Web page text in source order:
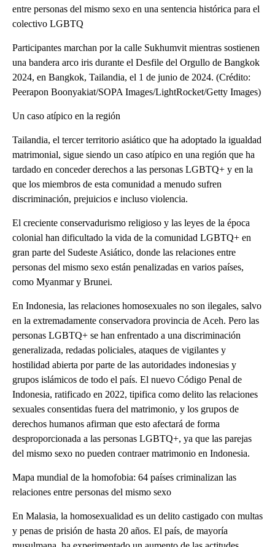
entre personas del mismo sexo en una sentencia histórica para el
colectivo LGBTQ
Participantes marchan por la calle Sukhumvit mientras sostienen
una bandera arco iris durante el Desfile del Orgullo de Bangkok
2024, en Bangkok, Tailandia, el 1 de junio de 2024. (Crédito:
Peerapon Boonyakiat/SOPA Images/LightRocket/Getty Images)
Un caso atípico en la región
Tailandia, el tercer territorio asiático que ha adoptado la igualdad
matrimonial, sigue siendo un caso atípico en una región que ha
tardado en conceder derechos a las personas LGBTQ+ y en la
que los miembros de esta comunidad a menudo sufren
discriminación, prejuicios e incluso violencia.
El creciente conservadurismo religioso y las leyes de la época
colonial han dificultado la vida de la comunidad LGBTQ+ en
gran parte del Sudeste Asiático, donde las relaciones entre
personas del mismo sexo están penalizadas en varios países,
como Myanmar y Brunei.
En Indonesia, las relaciones homosexuales no son ilegales, salvo
en la extremadamente conservadora provincia de Aceh. Pero las
personas LGBTQ+ se han enfrentado a una discriminación
generalizada, redadas policiales, ataques de vigilantes y
hostilidad abierta por parte de las autoridades indonesias y
grupos islámicos de todo el país. El nuevo Código Penal de
Indonesia, ratificado en 2022, tipifica como delito las relaciones
sexuales consentidas fuera del matrimonio, y los grupos de
derechos humanos afirman que esto afectará de forma
desproporcionada a las personas LGBTQ+, ya que las parejas
del mismo sexo no pueden contraer matrimonio en Indonesia.
Mapa mundial de la homofobia: 64 países criminalizan las
relaciones entre personas del mismo sexo
En Malasia, la homosexualidad es un delito castigado con multas
y penas de prisión de hasta 20 años. El país, de mayoría